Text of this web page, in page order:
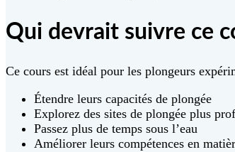
Qui devrait suivre ce
Ce cours est idéal pour les plongeurs
Étendre leurs capacités de plongée
Explorez des sites de plongée plus
Passez plus de temps sous l’eau
Améliorer leurs compétences en